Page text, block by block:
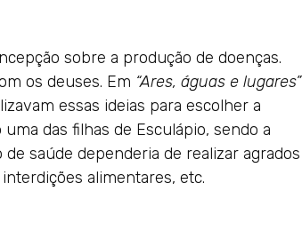
sobre a produção de doenças.
os deuses. Em “Ares, águas e lugares”
essas ideias para escolher a
das filhas de Esculápio, sendo a
saúde dependeria de realizar agrados
alimentares, etc.